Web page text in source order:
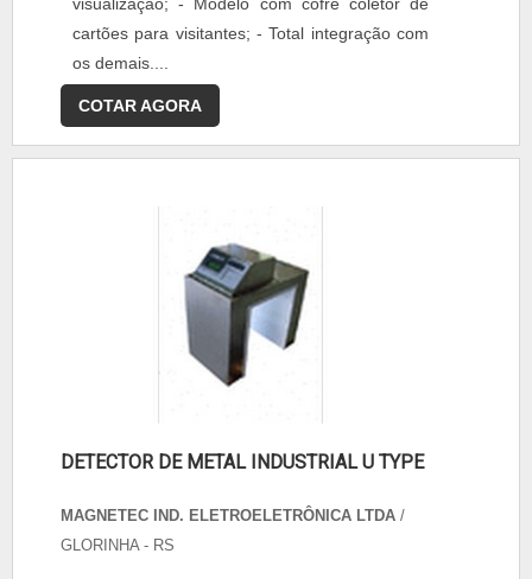
cartões para visitantes; - Total integração com
os demais....
COTAR AGORA
DETECTOR DE METAL INDUSTRIAL U TYPE
MAGNETEC IND. ELETROELETRÔNICA LTDA /
GLORINHA - RS